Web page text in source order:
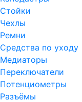
Стойки
Чехлы
Ремни
Средства по уходу
Медиаторы
Переключатели
Потенциометры
Разъёмы